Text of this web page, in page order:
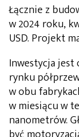
Łącznie z
w 2024 roku,
USD. Projekt
Inwestycja
rynku
w obu
w miesiącu w
nanometrów.